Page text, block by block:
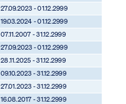
27.09.2023 - 01.12.2999
19.03.2024 - 01.12.2999
07.11.2007 - 31.12.2999
27.09.2023 - 01.12.2999
28.11.2025 - 31.12.2999
09.10.2023 - 31.12.2999
27.01.2023 - 31.12.2999
16.08.2017 - 31.12.2999